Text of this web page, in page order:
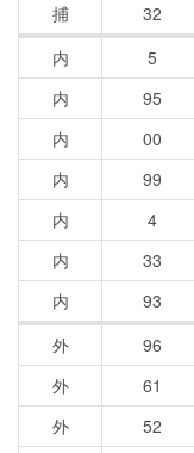
捕
32
内
5
内
95
内
00
内
99
内
4
内
33
内
93
外
96
外
61
外
52